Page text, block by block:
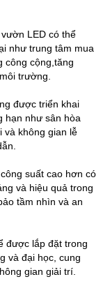
LED có thể
như trung tâm mua
công cộng,tăng
trường.
được triển khai
hạn như sân hòa
và không gian lễ
suất cao hơn có
và hiệu quả trong
tầm nhìn và an
được lắp đặt trong
và đại học, cung
gian giải trí.